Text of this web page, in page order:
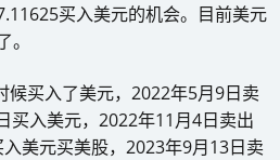
买入美元的机会。目前美元
候买入了美元，2022年5月9日卖
买入美元，2022年11月4日卖出
美元买美股，2023年9月13日卖